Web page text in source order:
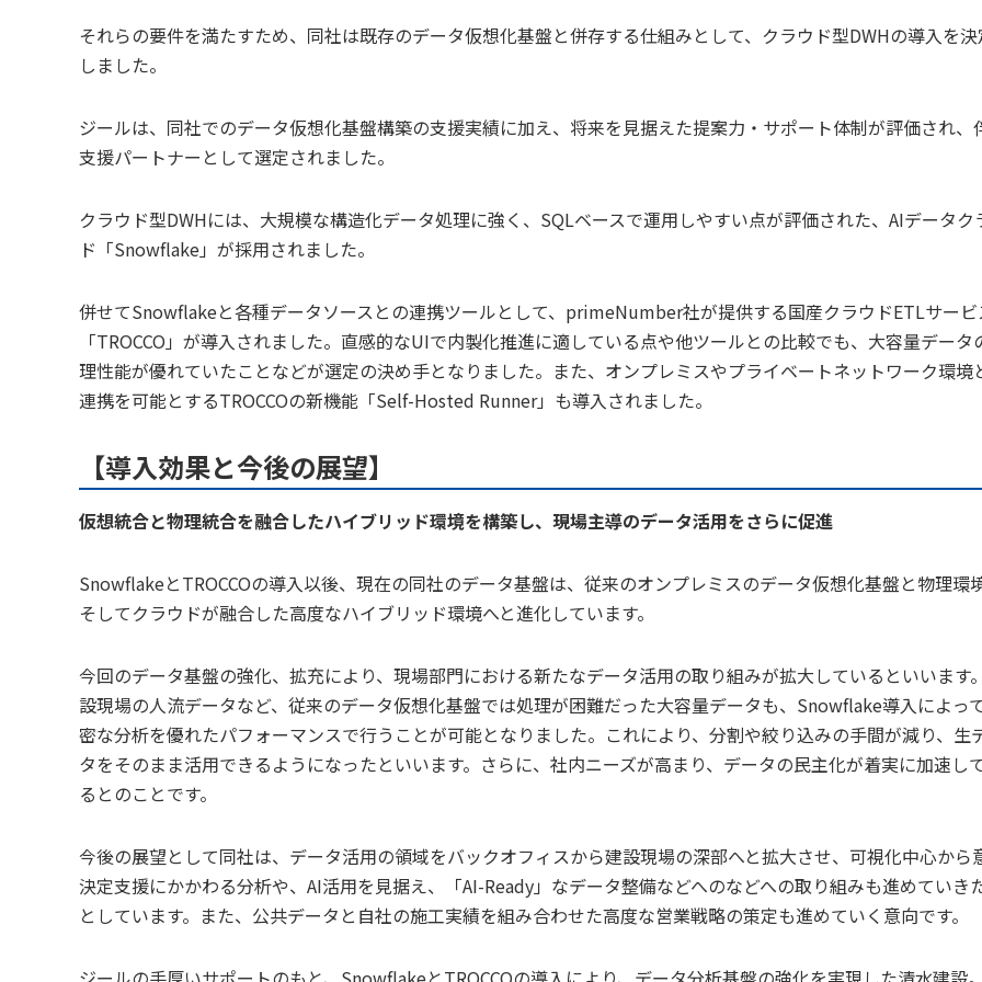
それらの要件を満たすため、同社は既存のデータ仮想化基盤と併存する仕組みとして、クラウド型DWHの導入を決
しました。
ジールは、同社でのデータ仮想化基盤構築の支援実績に加え、将来を見据えた提案力・サポート体制が評価され、
支援パートナーとして選定されました。
クラウド型DWHには、大規模な構造化データ処理に強く、SQLベースで運用しやすい点が評価された、AIデータク
ド「Snowflake」が採用されました。
併せてSnowflakeと各種データソースとの連携ツールとして、primeNumber社が提供する国産クラウドETLサービ
「TROCCO」が導入されました。直感的なUIで内製化推進に適している点や他ツールとの比較でも、大容量データ
理性能が優れていたことなどが選定の決め手となりました。また、オンプレミスやプライベートネットワーク環境
連携を可能とするTROCCOの新機能「Self-Hosted Runner」も導入されました。
【導入効果と今後の展望】
仮想統合と物理統合を融合したハイブリッド環境を構築し、現場主導のデータ活用をさらに促進
SnowflakeとTROCCOの導入以後、現在の同社のデータ基盤は、従来のオンプレミスのデータ仮想化基盤と物理環境
そしてクラウドが融合した高度なハイブリッド環境へと進化しています。
今回のデータ基盤の強化、拡充により、現場部門における新たなデータ活用の取り組みが拡大しているといいます
設現場の人流データなど、従来のデータ仮想化基盤では処理が困難だった大容量データも、Snowflake導入によっ
密な分析を優れたパフォーマンスで行うことが可能となりました。これにより、分割や絞り込みの手間が減り、生
タをそのまま活用できるようになったといいます。さらに、社内ニーズが高まり、データの民主化が着実に加速し
るとのことです。
今後の展望として同社は、データ活用の領域をバックオフィスから建設現場の深部へと拡大させ、可視化中心から
決定支援にかかわる分析や、AI活用を見据え、「AI-Ready」なデータ整備などへのなどへの取り組みも進めていき
としています。また、公共データと自社の施工実績を組み合わせた高度な営業戦略の策定も進めていく意向です。